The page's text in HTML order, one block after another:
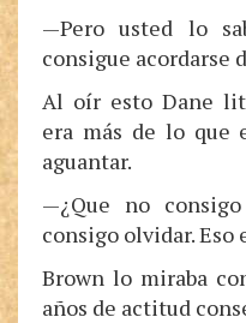
—Pero usted lo
consigue acordarse
Al oír esto Dane
era más de lo que
aguantar.
—¿Que no
consigo olvidar. Eso
Brown lo miraba
años de actitud